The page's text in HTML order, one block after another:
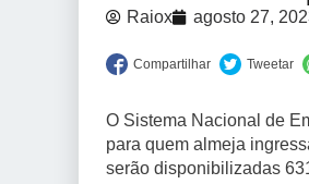
Raiox agosto 27,
O Sistema Nacional de
para quem almeja
serão disponibilizadas